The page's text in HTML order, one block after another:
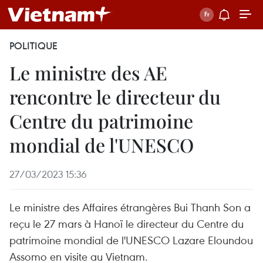
POLITIQUE
Le ministre des AE
rencontre le directeur du
Centre du patrimoine
mondial de l'UNESCO
27/03/2023 15:36
Le ministre des Affaires étrangères Bui Thanh Son a
reçu le 27 mars à Hanoï le directeur du Centre du
patrimoine mondial de l'UNESCO Lazare Eloundou
Assomo en visite au Vietnam.